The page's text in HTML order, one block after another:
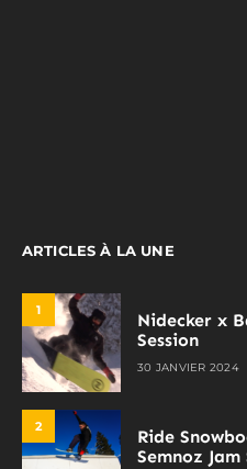
ARTICLES À LA UNE
1
Nidecker x
Session
30 JANVIER 2024
2
Ride
Semnoz Jam